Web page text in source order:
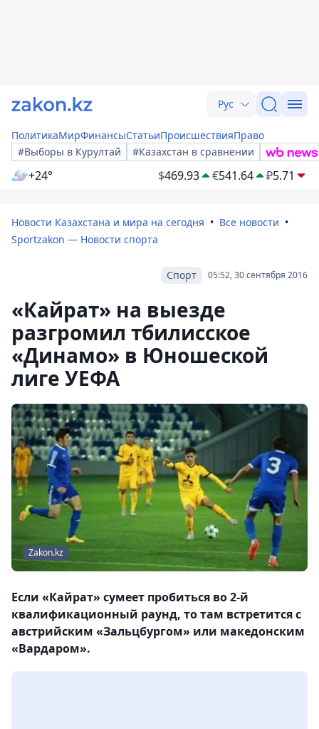
Рус
ПолитикаМирФинансыСтатьиПроисшествияПраво
#Выборы в Курултай
#Казахстан в сравнении
+24° $469.93 €541.64 ₽5.71
Новости Казахстана и мира на сегодня
Все новости
Sportzakon — Новости спорта
05:52, 30 сентября 2016
Спорт
«Кайрат» на выезде
разгромил тбилисское
«Динамо» в Юношеской
лиге УЕФА
Zakon.kz
Если «Кайрат» сумеет пробиться во 2-й
квалификационный раунд, то там встретится с
австрийским «Зальцбургом» или македонским
«Вардаром».